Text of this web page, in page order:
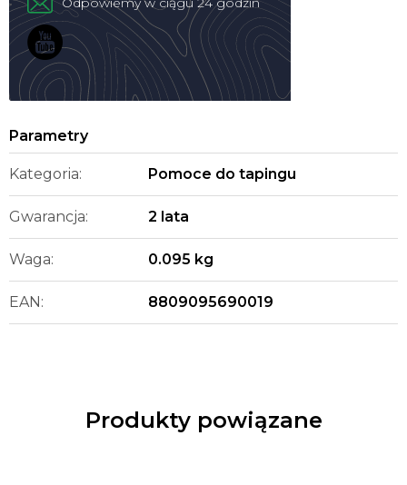
Produkty powiązane
Kategoria: Pomoce do tapingu
Gwarancja: 2 lata
Waga: 0.095 kg
EAN: 8809095690019